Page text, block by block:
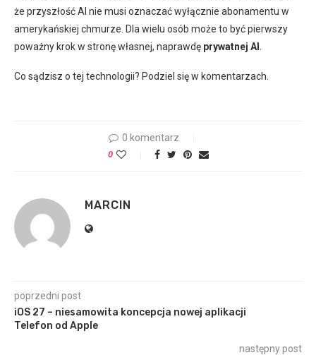
że przyszłość AI nie musi oznaczać wyłącznie abonamentu w
amerykańskiej chmurze. Dla wielu osób może to być pierwszy
poważny krok w stronę własnej, naprawdę prywatnej AI
Co sądzisz o tej technologii? Podziel się w komentarzach.
0 komentarz
0
MARCIN
poprzedni post
iOS 27 – niesamowita koncepcja nowej aplikacji
Telefon od Apple
następny post